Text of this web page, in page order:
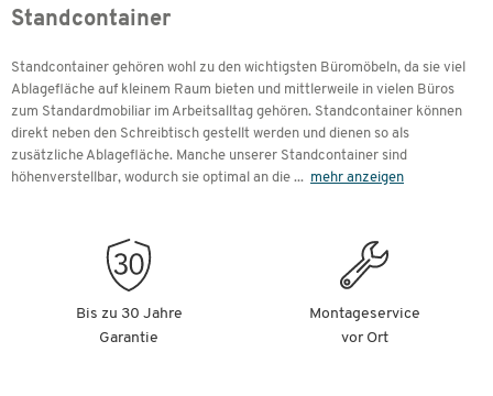
Standcontainer
Standcontainer gehören wohl zu den wichtigsten Büromöbeln, da sie viel
Ablagefläche auf kleinem Raum bieten und mittlerweile in vielen Büros
zum Standardmobiliar im Arbeitsalltag gehören. Standcontainer können
direkt neben den Schreibtisch gestellt werden und dienen so als
zusätzliche Ablagefläche. Manche unserer Standcontainer sind
höhenverstellbar, wodurch sie optimal an die ... mehr anzeigen
Bis zu 30 Jahre
Garantie
Montageservice
vor Ort